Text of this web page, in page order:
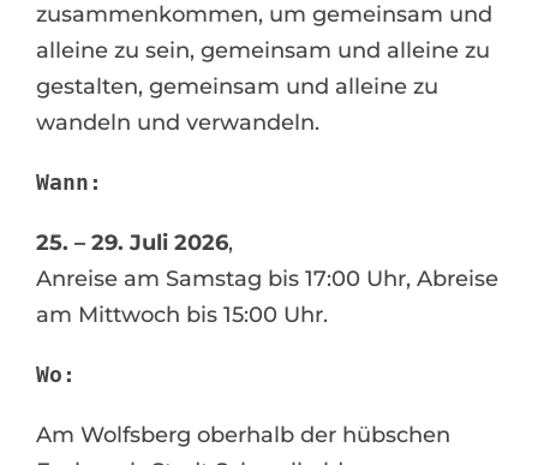
zusammenkommen, um gemeinsam und
alleine zu sein, gemeinsam und alleine zu
gestalten, gemeinsam und alleine zu
wandeln und verwandeln.
Wann:
25. – 29. Juli 2026,
Anreise am Samstag bis 17:00 Uhr, Abreise
am Mittwoch bis 15:00 Uhr.
Wo:
Am Wolfsberg oberhalb der hübschen